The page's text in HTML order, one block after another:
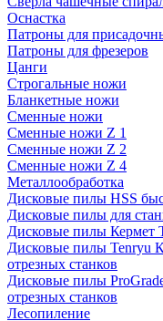
Оснастка
Патроны для
Патроны для фрезеров
Цанги
Строгальные ножи
Бланкетные ножи
Сменные ножи
Сменные ножи Z 1
Сменные ножи Z 2
Сменные ножи Z 4
Металлообработка
Дисковые пилы HSS
Дисковые пилы для
Дисковые пилы Кермет
Дисковые пилы Tenryu
отрезных станков
Дисковые пилы
отрезных станков
Лесопиление